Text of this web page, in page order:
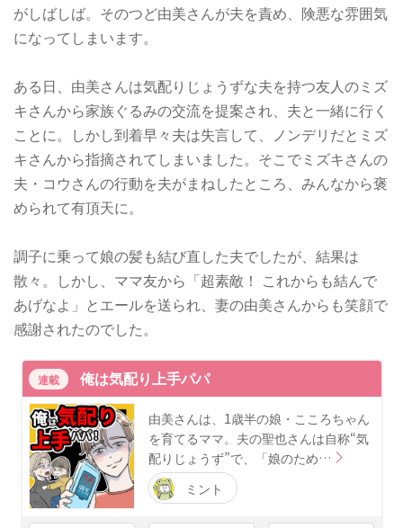
がしばしば。そのつど由美さんが夫を責め、険悪な雰囲気
になってしまいます。
ある日、由美さんは気配りじょうずな夫を持つ友人のミズ
キさんから家族ぐるみの交流を提案され、夫と一緒に行く
ことに。しかし到着早々夫は失言して、ノンデリだとミズ
キさんから指摘されてしまいました。そこでミズキさんの
夫・コウさんの行動を夫がまねしたところ、みんなから褒
められて有頂天に。
調子に乗って娘の髪も結び直した夫でしたが、結果は
散々。しかし、ママ友から「超素敵！ これからも結んで
あげなよ」とエールを送られ、妻の由美さんからも笑顔で
感謝されたのでした。
連載 俺は気配り上手パパ
由美さんは、1歳半の娘・こころちゃん
を育てるママ。夫の聖也さんは自称“気
配りじょうず”で、「娘のため…
ミント